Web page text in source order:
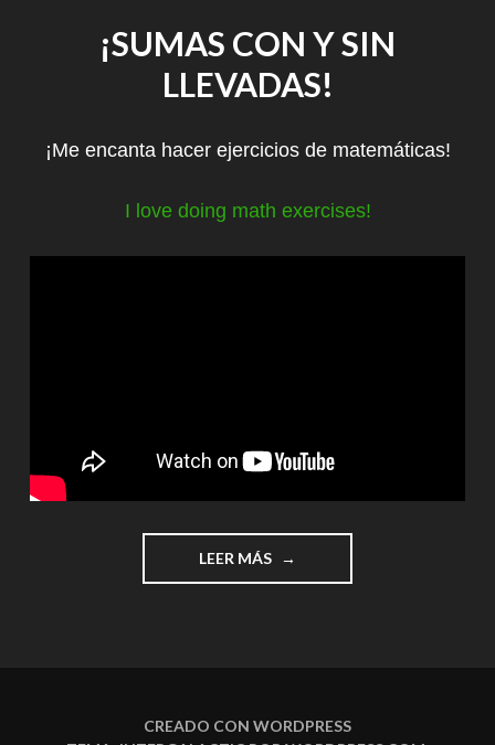
¡SUMAS CON Y SIN
LLEVADAS!
¡Me encanta hacer ejercicios de matemáticas!
I love doing math exercises!
LEER MÁS "¡SUMAS
CON
CREADO CON WORDPRESS